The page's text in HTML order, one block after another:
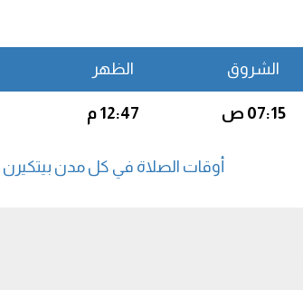
الشروق الظهر
07:15 ص 12:47 م
أوقات الصلاة في كل مدن بيتكيرن